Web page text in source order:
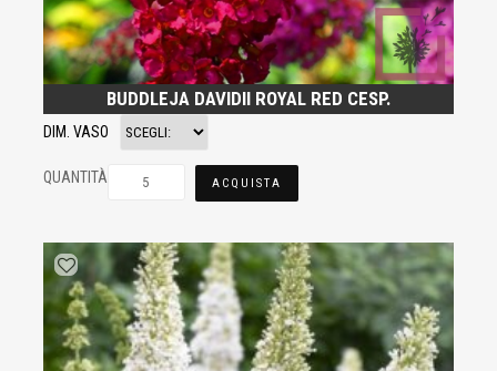
BUDDLEJA DAVIDII ROYAL RED CESP.
DIM. VASO
QUANTITÀ ACQUISTA